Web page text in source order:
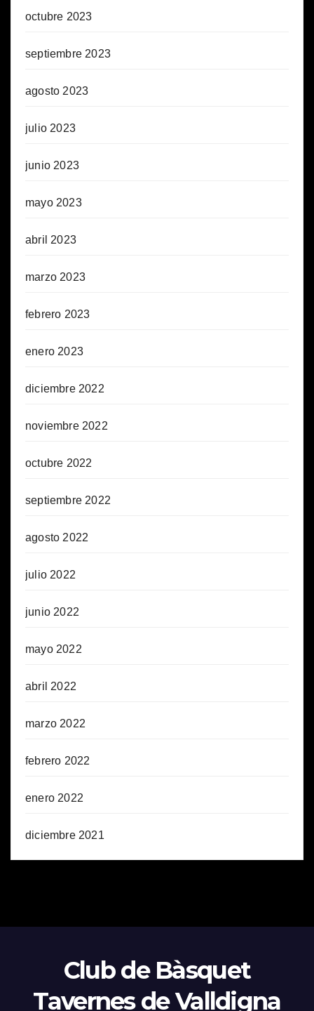
octubre 2023
septiembre 2023
agosto 2023
julio 2023
junio 2023
mayo 2023
abril 2023
marzo 2023
febrero 2023
enero 2023
diciembre 2022
noviembre 2022
octubre 2022
septiembre 2022
agosto 2022
julio 2022
junio 2022
mayo 2022
abril 2022
marzo 2022
febrero 2022
enero 2022
diciembre 2021
Club de Bàsquet
Tavernes de Valldigna